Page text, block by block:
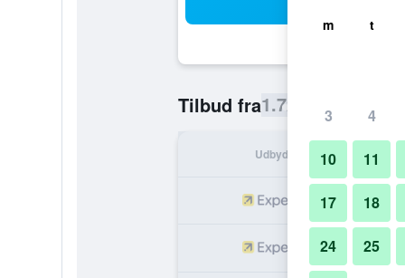
Tilbud fra1.721 kr.
Udbyder I
m t
3 4
10 11
17 18
24 25